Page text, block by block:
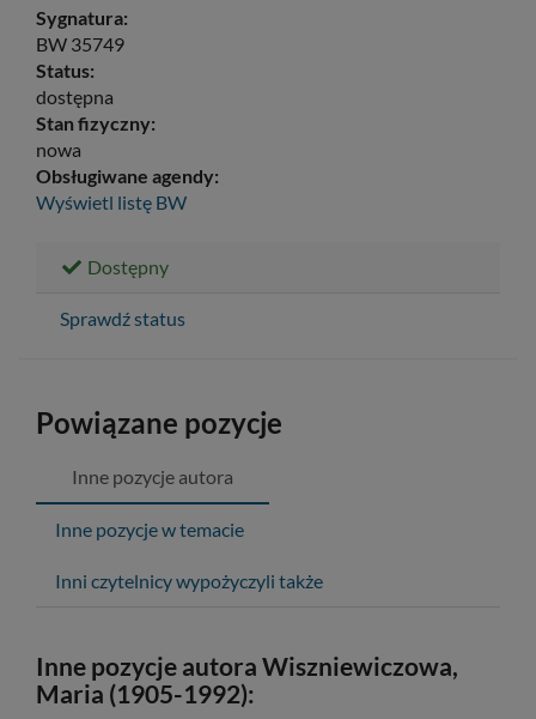
Sygnatura:
BW 35749
Status:
dostępna
Stan fizyczny:
nowa
Obsługiwane agendy:
Wyświetl listę BW
Dostępny
Sprawdź status
Powiązane pozycje
Inne pozycje autora
Inne pozycje w temacie
Inni czytelnicy wypożyczyli także
Inne pozycje autora Wiszniewiczowa,
Maria (1905-1992):